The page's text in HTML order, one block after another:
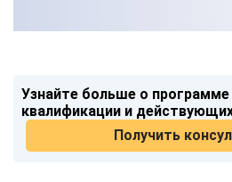
Узнайте больше о
квалификации и
Получить